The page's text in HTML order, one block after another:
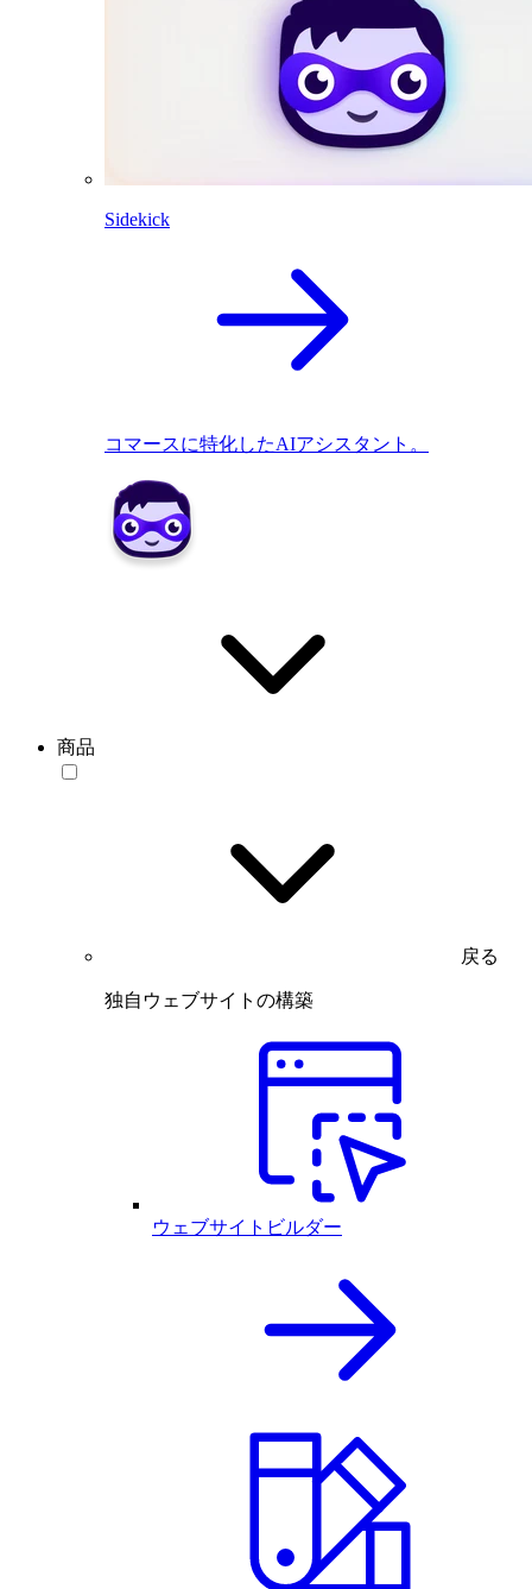
Sidekick
コマースに特化したAIアシスタント。
商品
戻る
独自ウェブサイトの構築
ウェブサイトビルダー